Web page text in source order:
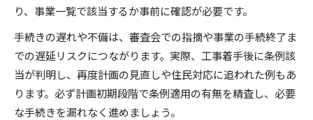
り、事業一覧で該当するか事前に確認が必要です。
手続きの遅れや不備は、審査会での指摘や事業の手続終了ま
での遅延リスクにつながります。実際、工事着手後に条例該
当が判明し、再度計画の見直しや住民対応に追われた例もあ
ります。必ず計画初期段階で条例適用の有無を精査し、必要
な手続きを漏れなく進めましょう。